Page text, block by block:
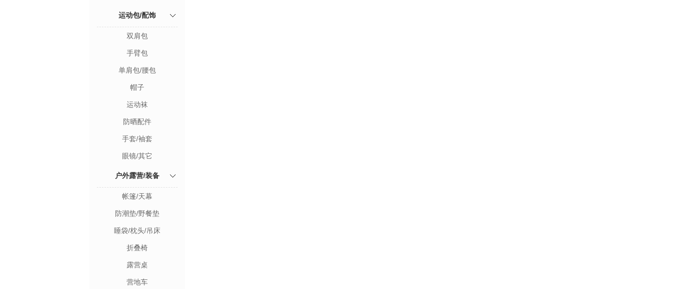
运动包/配饰
双肩包
手臂包
单肩包/腰包
帽子
运动袜
防晒配件
手套/袖套
眼镜/其它
户外露营/装备
帐篷/天幕
防潮垫/野餐垫
睡袋/枕头/吊床
折叠椅
露营桌
营地车